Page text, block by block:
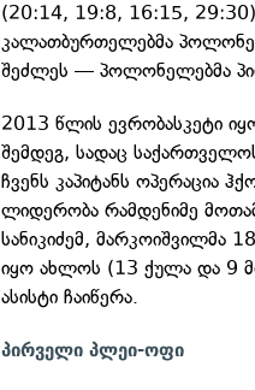
(20:14, 19:8, 16:15, 29:30).
კალათბურთელებმა
შეძლეს — პოლონელებმა
2013 წლის ევრობასკეტი
შემდეგ, სადაც
ჩვენს კაპიტანს ოპერაცია
ლიდერობა რამდენიმე
სანიკიძემ, მარკოიშვილმა
იყო ახლოს (13 ქულა და 9
ასისტი ჩაიწერა.
პირველი პლეი-ოფი